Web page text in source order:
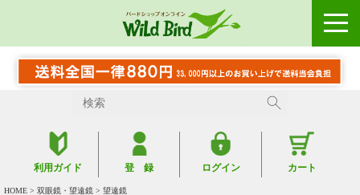
利用ガイド 登 録 ログイン カート
HOME > 双眼鏡・望遠鏡 > 望遠鏡